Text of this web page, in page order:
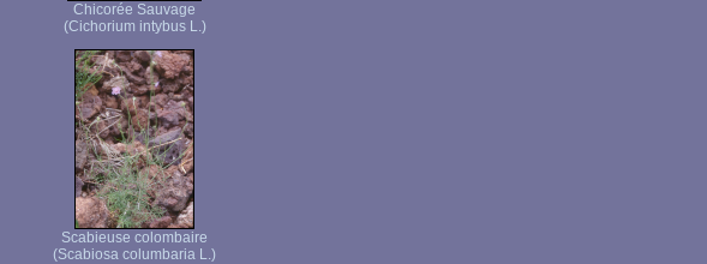
Chicorée Sauvage
(Cichorium intybus L.)
Scabieuse colombaire
(Scabiosa columbaria L.)